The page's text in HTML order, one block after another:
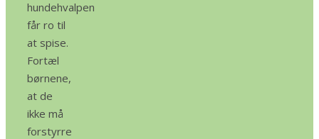
hundehvalpen
får ro til
at spise.
Fortæl
børnene,
at de
ikke må
forstyrre